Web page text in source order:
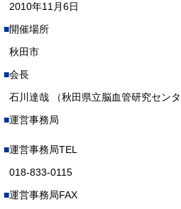
2010年11月6日
開催場所
秋田市
会長
石川達哉 （秋田県立脳血管研究センタ
運営事務局
運営事務局TEL
018-833-0115
運営事務局FAX